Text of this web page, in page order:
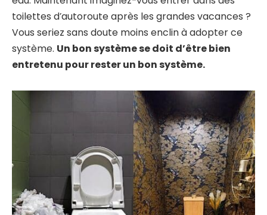
toilettes d’autoroute après les grandes vacances ?
Vous seriez sans doute moins enclin à adopter ce
système. Un bon système se doit d’être bien
entretenu pour rester un bon système.